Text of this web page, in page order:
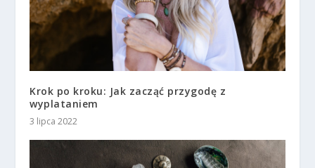
Krok po kroku: Jak zacząć przygodę z
wyplataniem
3 lipca 2022